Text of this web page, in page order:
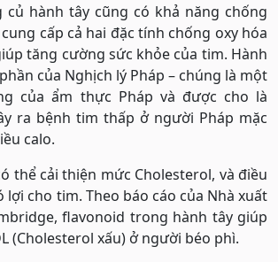
củ hành tây cũng có khả năng chống
cấp cả hai đặc tính chống oxy hóa
tăng cường sức khỏe của tim. Hành
của Nghịch lý Pháp – chúng là một
của ẩm thực Pháp và được cho là
ra bệnh tim thấp ở người Pháp mặc
calo.
thể cải thiện mức Cholesterol, và điều
lợi cho tim. Theo báo cáo của Nhà xuất
flavonoid trong hành tây giúp
(Cholesterol xấu) ở người béo phì.